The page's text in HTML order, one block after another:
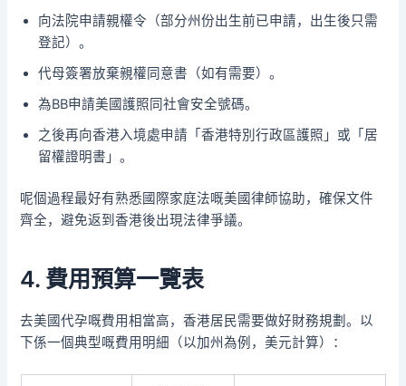
向法院申請親權令（部分州份出生前已申請，出生後只需
登記）。
代母簽署放棄親權同意書（如有需要）。
為BB申請美國護照同社會安全號碼。
之後再向香港入境處申請「香港特別行政區護照」或「居
留權證明書」。
呢個過程最好有熟悉國際家庭法嘅美國律師協助，確保文件
齊全，避免返到香港後出現法律爭議。
4. 費用預算一覽表
去美國代孕嘅費用相當高，香港居民需要做好財務規劃。以
下係一個典型嘅費用明細（以加州為例，美元計算）：